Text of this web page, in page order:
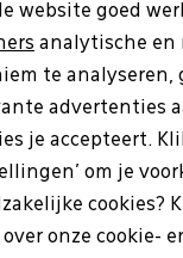
website goed
analytische en
te analyseren,
advertenties
je accepteert.
om je
cookies?
over onze cookie-